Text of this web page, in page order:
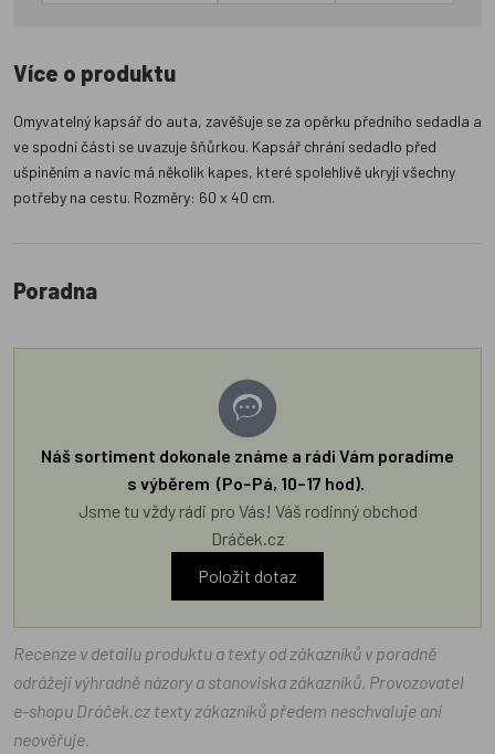
Více o produktu
Omyvatelný kapsář do auta, zavěšuje se za opěrku předního sedadla a
ve spodní části se uvazuje šňůrkou. Kapsář chrání sedadlo před
ušpiněním a navíc má několik kapes, které spolehlivě ukryjí všechny
potřeby na cestu. Rozměry: 60 x 40 cm.
Poradna
Náš sortiment dokonale známe a rádi Vám poradíme
s výběrem (Po–Pá, 10–17 hod).
Jsme tu vždy rádi pro Vás! Váš rodinný obchod
Dráček.cz
Položit dotaz
Recenze v detailu produktu a texty od zákazníků v poradně
odrážejí výhradně názory a stanoviska zákazníků. Provozovatel
e-shopu Dráček.cz texty zákazníků předem neschvaluje ani
neověřuje.